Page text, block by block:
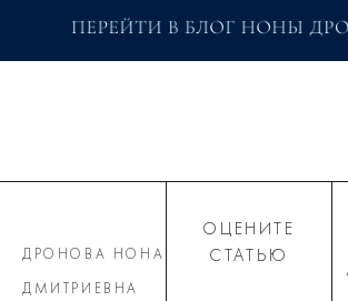
ДРОНОВА НОНА
ДМИТРИЕВНА
ОЦЕНИТЕ
СТАТЬЮ